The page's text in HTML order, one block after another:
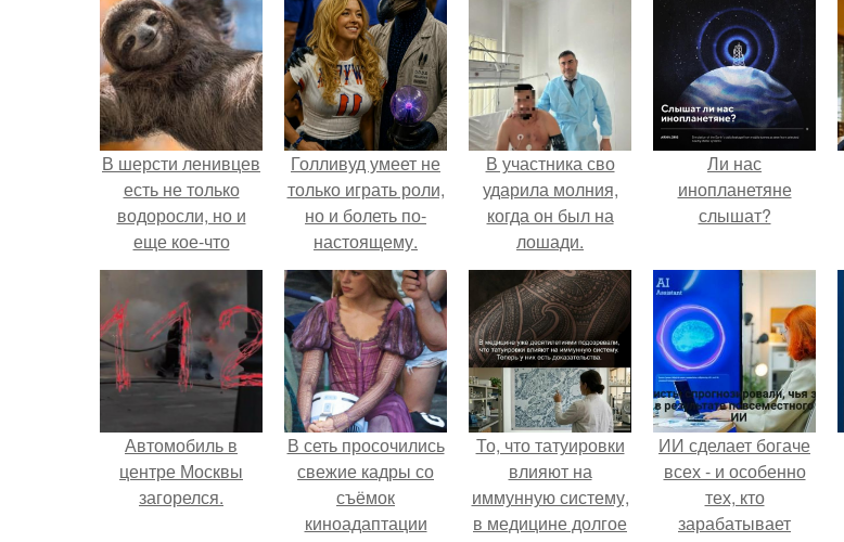
В шерсти ленивцев
есть не только
водоросли, но и
еще кое-что
интересное.
Голливуд умеет не
только играть роли,
но и болеть по-
настоящему.
В участника сво
ударила молния,
когда он был на
лошади.
Ли нас
инопланетяне
слышат?
Автомобиль в
центре Москвы
загорелся.
В сеть просочились
свежие кадры со
съёмок
киноадаптации
То, что татуировки
влияют на
иммунную систему,
в медицине долгое
ИИ сделает богаче
всех - и особенно
тех, кто
зарабатывает